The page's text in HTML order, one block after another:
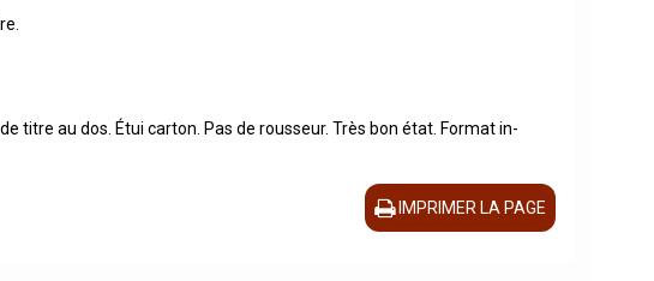
titre au dos. Étui carton. Pas de rousseur. Très bon état. Format in-
IMPRIMER LA PAGE